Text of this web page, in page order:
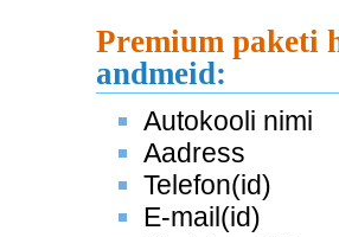
Premium paketi
andmeid:
Autokooli nimi
Aadress
Telefon(id)
E-mail(id)